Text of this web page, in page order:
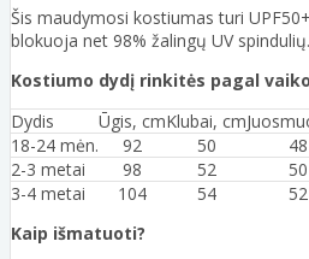
Šis maudymosi kostiumas turi
blokuoja net 98% žalingų UV spindulių.
Kostiumo dydį rinkitės pagal
Dydis
Ūgis, cmKlubai, cm
18-24 mėn.
92 50 48
2-3 metai
98 52 50
3-4 metai
104 54 52
Kaip išmatuoti?